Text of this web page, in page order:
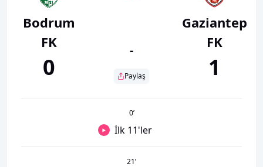
Bodrum
FK
0
-
Paylaş
Gaziantep
FK
1
0’
İlk 11'ler
21’